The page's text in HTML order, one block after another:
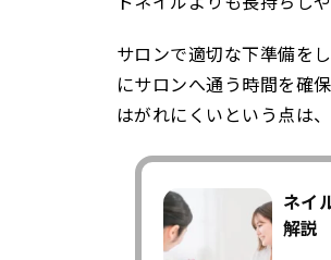
サロンで適切な下準備を
にサロンへ通う時間を確
はがれにくいという点は
ネイ
解説